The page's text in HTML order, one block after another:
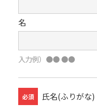
名
入力例）●● ●●
氏名(ふりがな)
必須